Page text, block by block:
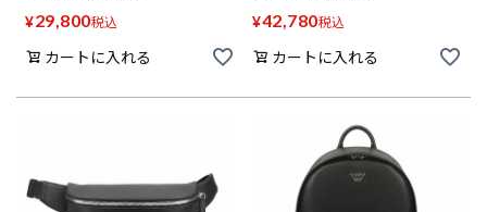
¥29,800税込
カートに入れる
¥42,780税込
カートに入れる